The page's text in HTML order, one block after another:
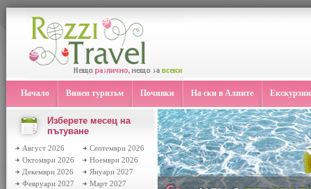
Начало Винен туризъм Почивки На ски в Алпите Екскурзии
Изберете месец на
пътуване
Август 2026
Септември 2026
Октомври 2026
Ноември 2026
Декември 2026
Януари 2027
Февруари 2027
Март 2027